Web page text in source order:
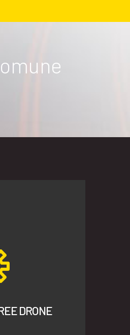
DRONE